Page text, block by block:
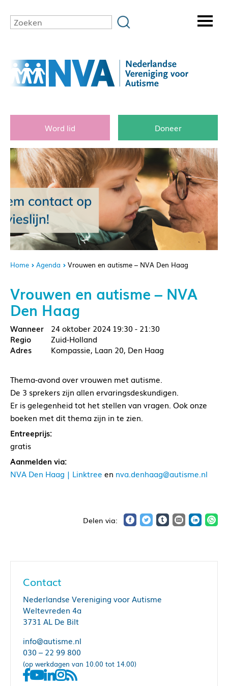
Word lid Doneer
Home Agenda Vrouwen en autisme – NVA Den Haag
Vrouwen en autisme – NVA
Den Haag
24 oktober 2024 19:30 - 21:30
Zuid-Holland
Kompassie, Laan 20, Den Haag
Thema-avond over vrouwen met autisme.
De 3 sprekers zijn allen ervaringsdeskundigen.
Er is gelegenheid tot het stellen van vragen. Ook onze
boeken met dit thema zijn in te zien.
Entreeprijs:
gratis
Aanmelden via:
NVA Den Haag | Linktree en nva.denhaag@autisme.nl
Contact
Nederlandse Vereniging voor Autisme
Weltevreden 4a
3731 AL De Bilt
info@autisme.nl
030 – 22 99 800
(op werkdagen van 10.00 tot 14.00)